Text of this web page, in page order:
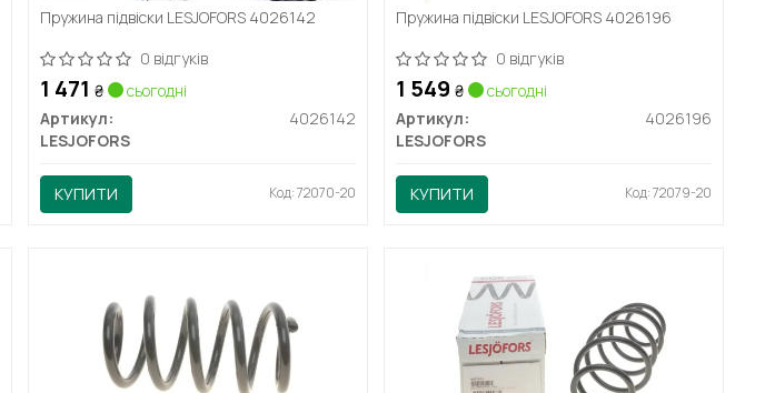
Пружина підвіски LESJOFORS 4026142
0 відгуків
1 471₴
сьогодні
Артикул:
4026142
LESJOFORS
КУПИТИ Код: 72070-20
Пружина підвіски LESJOFORS 4026196
0 відгуків
1 549₴
сьогодні
Артикул:
4026196
LESJOFORS
КУПИТИ Код: 72079-20